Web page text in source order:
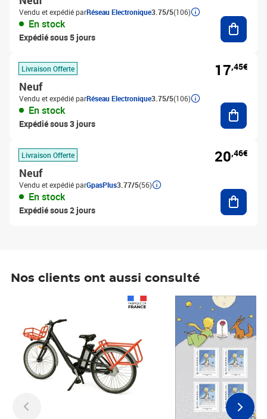
Vendu et expédié parRéseau Electronique3.75/5(106)
En stock
Expédié sous 5 jours
Livraison Offerte
Neuf
Vendu et expédié parRéseau Electronique3.75/5(106)
En stock
Expédié sous 3 jours
17,45€
Livraison Offerte
Neuf
Vendu et expédié parGpasPlus3.77/5(56)
En stock
Expédié sous 2 jours
20,46€
Nos clients ont aussi consulté
Prix 7,50€